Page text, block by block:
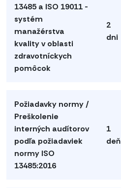
13485 a ISO 19011 -
systém
manažérstva
kvality v oblasti
zdravotníckych
pomôcok
2
dni
Požiadavky normy /
Preškolenie
interných audítorov
podľa požiadaviek
normy ISO
13485:2016
1
deň